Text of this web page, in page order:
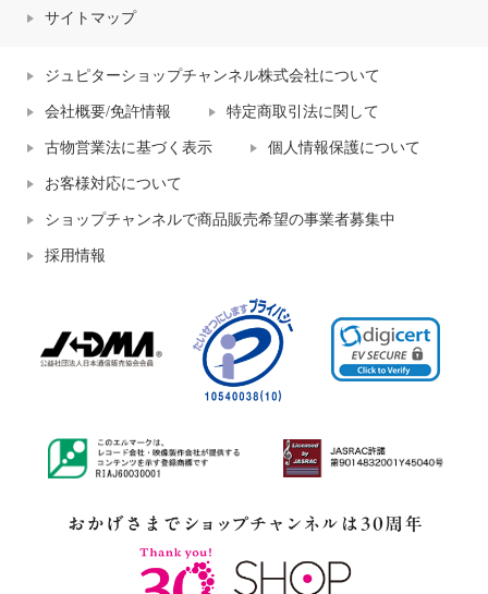
サイトマップ
ジュピターショップチャンネル株式会社について
会社概要/免許情報 特定商取引法に関して
古物営業法に基づく表示 個人情報保護について
お客様対応について
ショップチャンネルで商品販売希望の事業者募集中
採用情報